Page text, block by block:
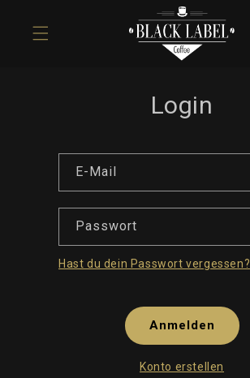
Inhalt
Login
E-Mail
Passwort
Hast du dein Passwort vergessen?
Anmelden
Konto erstellen